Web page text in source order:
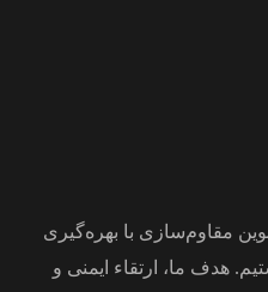
مقاوم‌سازی با بهره‌گیری
هدف ما، ارتقاء ایمنی و